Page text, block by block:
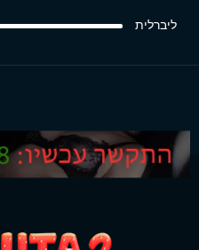
ליברלית